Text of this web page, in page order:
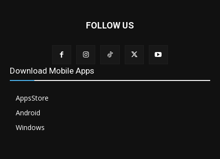
FOLLOW US
Download Mobile Apps
AppsStore
Android
Windows